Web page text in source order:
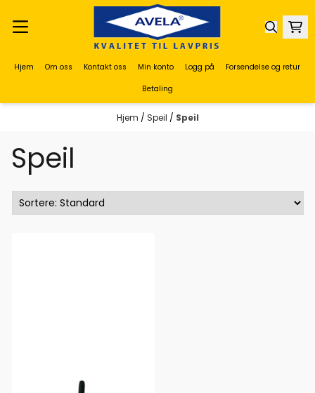
Hjem Om oss Kontakt oss Min konto Logg på Forsendelse og retur
Betaling
Hjem / Speil / Speil
Speil